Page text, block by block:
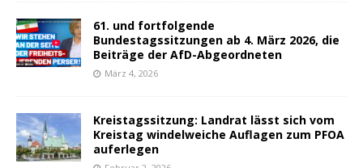
61. und fortfolgende
Bundestagssitzungen ab 4. März 2026, die
Beiträge der AfD-Abgeordneten
März 4, 2026
Kreistagssitzung: Landrat lässt sich vom
Kreistag windelweiche Auflagen zum PFOA
auferlegen